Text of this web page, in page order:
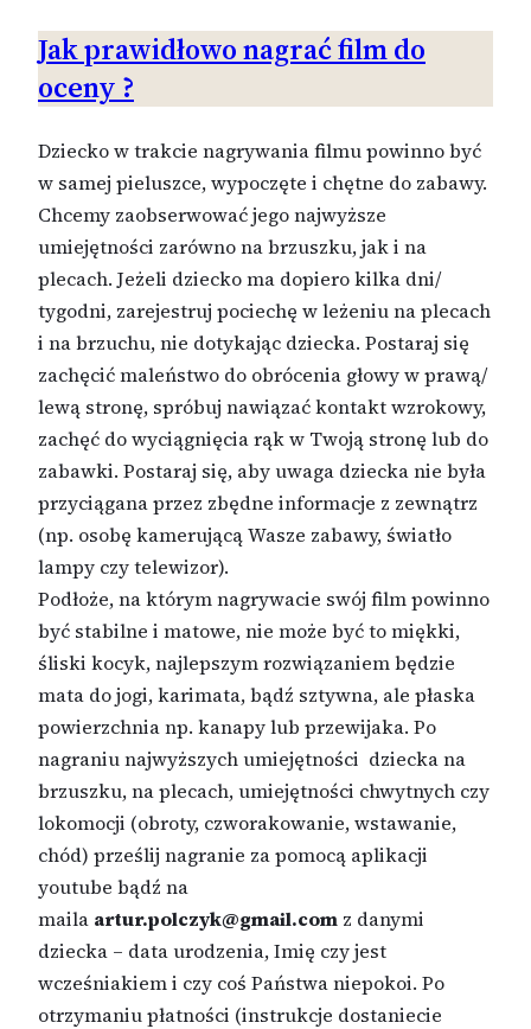
Jak prawidłowo nagrać film do
oceny ?
Dziecko w trakcie nagrywania filmu powinno być
w samej pieluszce, wypoczęte i chętne do zabawy.
Chcemy zaobserwować jego najwyższe
umiejętności zarówno na brzuszku, jak i na
plecach. Jeżeli dziecko ma dopiero kilka dni/
tygodni, zarejestruj pociechę w leżeniu na plecach
i na brzuchu, nie dotykając dziecka. Postaraj się
zachęcić maleństwo do obrócenia głowy w prawą/
lewą stronę, spróbuj nawiązać kontakt wzrokowy,
zachęć do wyciągnięcia rąk w Twoją stronę lub do
zabawki. Postaraj się, aby uwaga dziecka nie była
przyciągana przez zbędne informacje z zewnątrz
(np. osobę kamerującą Wasze zabawy, światło
lampy czy telewizor).
Podłoże, na którym nagrywacie swój film powinno
być stabilne i matowe, nie może być to miękki,
śliski kocyk, najlepszym rozwiązaniem będzie
mata do jogi, karimata, bądź sztywna, ale płaska
powierzchnia np. kanapy lub przewijaka. Po
nagraniu najwyższych umiejętności dziecka na
brzuszku, na plecach, umiejętności chwytnych czy
lokomocji (obroty, czworakowanie, wstawanie,
chód) prześlij nagranie za pomocą aplikacji
youtube bądź na
maila artur.polczyk@gmail.com z danymi
dziecka – data urodzenia, Imię czy jest
wcześniakiem i czy coś Państwa niepokoi. Po
otrzymaniu płatności (instrukcje dostaniecie